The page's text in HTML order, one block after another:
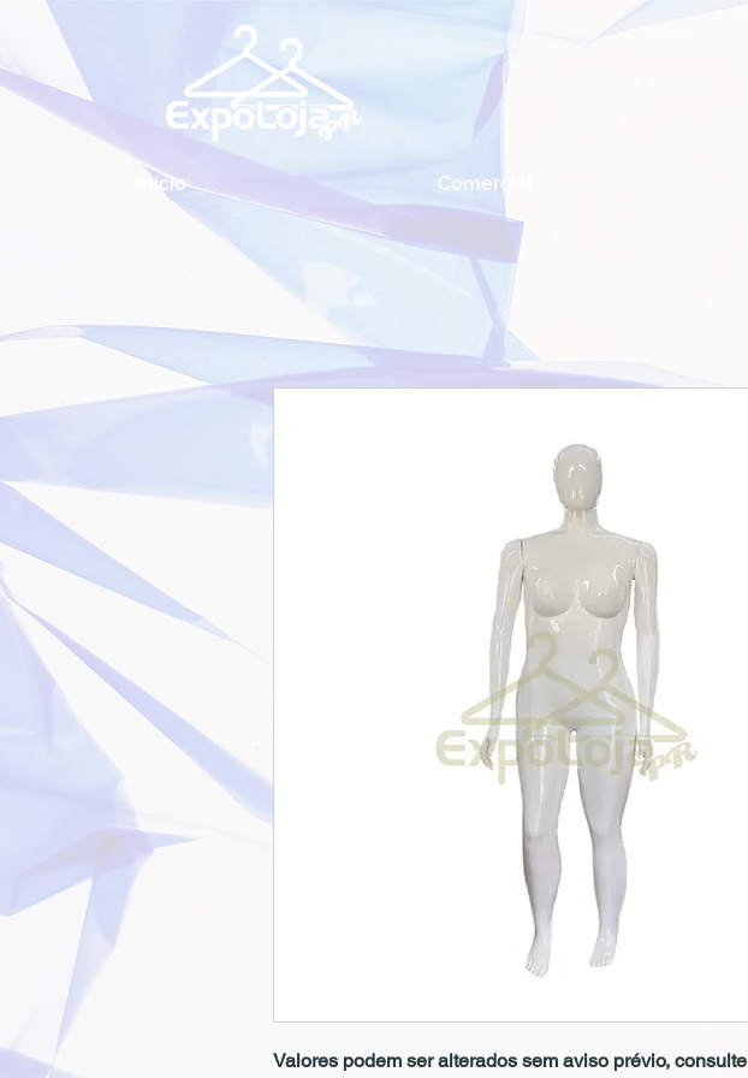
Início Comercial
Valores podem ser alterados sem aviso prévio, consulte